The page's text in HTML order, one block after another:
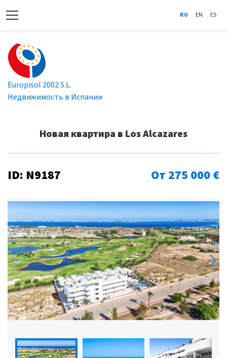
RU EN ES
Europisol 2002 S.L.
Недвижимость в Испании
Новая квартира в Los Alcazares
ID: N9187 От 275 000 €